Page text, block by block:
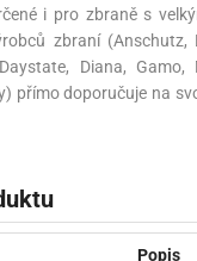
i pro zbraně s
zbraní (Anschutz,
Diana, Gamo,
přímo doporučuje na
Popis